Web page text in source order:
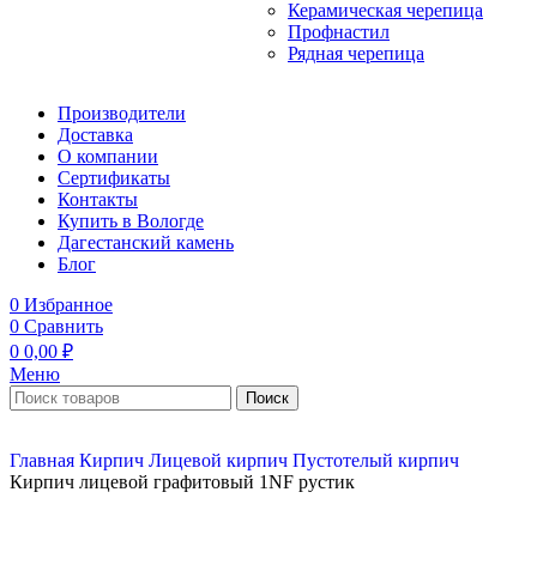
Керамическая черепица
Профнастил
Рядная черепица
Производители
Доставка
О компании
Сертификаты
Контакты
Купить в Вологде
Дагестанский камень
Блог
0 Избранное
0 Сравнить
0 0,00 ₽
Меню
Поиск
Главная Кирпич Лицевой кирпич Пустотелый кирпич
Кирпич лицевой графитовый 1NF рустик